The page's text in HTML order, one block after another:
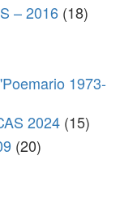
– 2016 (18)
1973-
2024 (15)
(20)